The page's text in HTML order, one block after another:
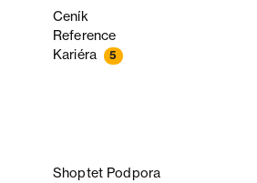
Ceník
Reference
Kariéra 5
Shoptet Podpora